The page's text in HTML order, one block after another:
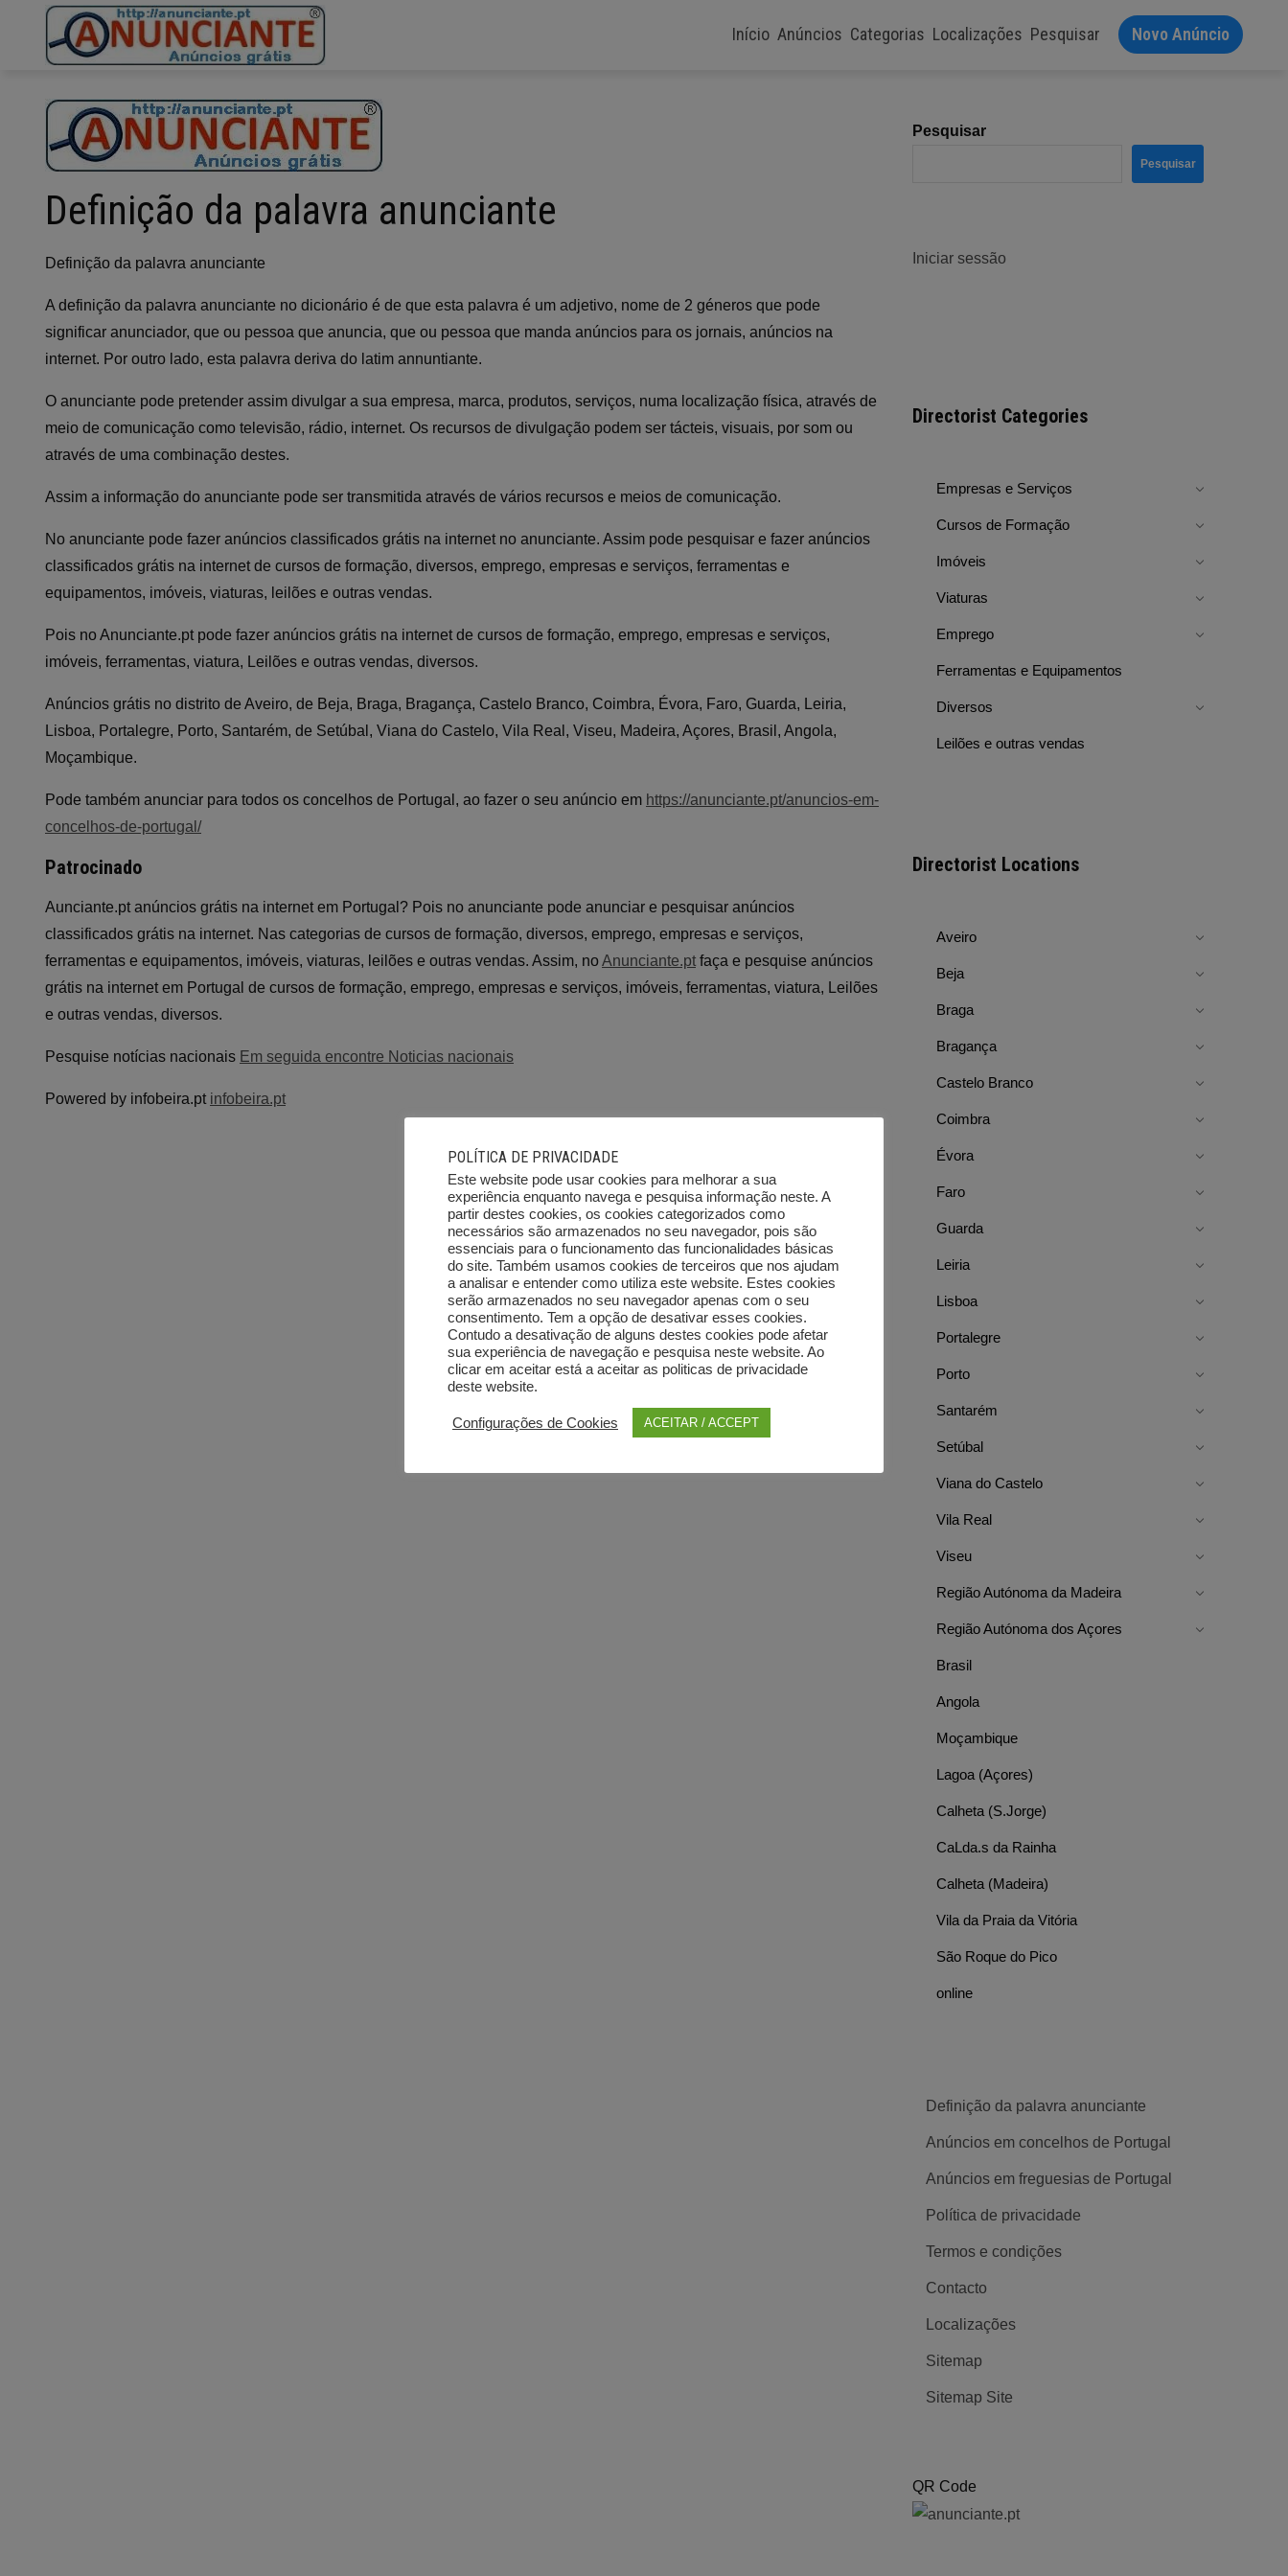
Início Anúncios Categorias Localizações Pesquisar Novo Anúncio
Definição da palavra anunciante
Definição da palavra anunciante
A definição da palavra anunciante no dicionário é de que esta palavra é um adjetivo, nome de 2 géneros que pode
significar anunciador, que ou pessoa que anuncia, que ou pessoa que manda anúncios para os jornais, anúncios na
internet. Por outro lado, esta palavra deriva do latim annuntiante.
O anunciante pode pretender assim divulgar a sua empresa, marca, produtos, serviços, numa localização física, através de
meio de comunicação como televisão, rádio, internet. Os recursos de divulgação podem ser tácteis, visuais, por som ou
através de uma combinação destes.
Assim a informação do anunciante pode ser transmitida através de vários recursos e meios de comunicação.
No anunciante pode fazer anúncios classificados grátis na internet no anunciante. Assim pode pesquisar e fazer anúncios
classificados grátis na internet de cursos de formação, diversos, emprego, empresas e serviços, ferramentas e
equipamentos, imóveis, viaturas, leilões e outras vendas.
Pois no Anunciante.pt pode fazer anúncios grátis na internet de cursos de formação, emprego, empresas e serviços,
imóveis, ferramentas, viatura, Leilões e outras vendas, diversos.
Anúncios grátis no distrito de Aveiro, de Beja, Braga, Bragança, Castelo Branco, Coimbra, Évora, Faro, Guarda, Leiria,
Lisboa, Portalegre, Porto, Santarém, de Setúbal, Viana do Castelo, Vila Real, Viseu, Madeira, Açores, Brasil, Angola,
Moçambique.
Pode também anunciar para todos os concelhos de Portugal, ao fazer o seu anúncio em https://anunciante.pt/anuncios-em-
concelhos-de-portugal/
Patrocinado
Aunciante.pt anúncios grátis na internet em Portugal? Pois no anunciante pode anunciar e pesquisar anúncios
classificados grátis na internet. Nas categorias de cursos de formação, diversos, emprego, empresas e serviços,
ferramentas e equipamentos, imóveis, viaturas, leilões e outras vendas. Assim, noAnunciante.pt faça e pesquise anúncios
grátis na internet em Portugal de cursos de formação, emprego, empresas e serviços, imóveis, ferramentas, viatura, Leilões
e outras vendas, diversos.
Pesquise notícias nacionais Em seguida encontre Noticias nacionais
Powered by infobeira.pt infobeira.pt
Pesquisar
Pesquisar
Iniciar sessão
Directorist Categories
Empresas e Serviços
Cursos de Formação
Imóveis
Viaturas
Emprego
Ferramentas e Equipamentos
Diversos
Leilões e outras vendas
Directorist Locations
Aveiro
Beja
Braga
Bragança
Castelo Branco
Coimbra
Évora
Faro
Guarda
Leiria
Lisboa
Portalegre
Porto
Santarém
Setúbal
Viana do Castelo
Vila Real
Viseu
Região Autónoma da Madeira
Região Autónoma dos Açores
Brasil
Angola
Moçambique
Lagoa (Açores)
Calheta (S.Jorge)
CaLda.s da Rainha
Calheta (Madeira)
Vila da Praia da Vitória
São Roque do Pico
online
Definição da palavra anunciante
Anúncios em concelhos de Portugal
Anúncios em freguesias de Portugal
Política de privacidade
Termos e condições
Contacto
Localizações
Sitemap
Sitemap Site
QR Code
POLÍTICA DE PRIVACIDADE
Este website pode usar cookies para melhorar a sua
experiência enquanto navega e pesquisa informação neste. A
partir destes cookies, os cookies categorizados como
necessários são armazenados no seu navegador, pois são
essenciais para o funcionamento das funcionalidades básicas
do site. Também usamos cookies de terceiros que nos ajudam
a analisar e entender como utiliza este website. Estes cookies
serão armazenados no seu navegador apenas com o seu
consentimento. Tem a opção de desativar esses cookies.
Contudo a desativação de alguns destes cookies pode afetar
sua experiência de navegação e pesquisa neste website. Ao
clicar em aceitar está a aceitar as politicas de privacidade
deste website.
Configurações de Cookies ACEITAR / ACCEPT